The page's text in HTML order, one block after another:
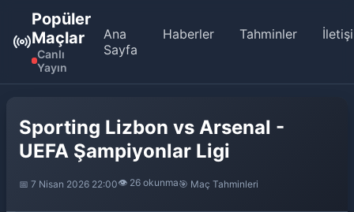
Popüler
Maçlar
Canlı
Yayın
Ana
Sayfa
Haberler Tahminler
Sporting Lizbon vs Arsenal -
UEFA Şampiyonlar Ligi
📅 7 Nisan 2026 22:00👁️ 26 okunma🎯 Maç Tahminleri